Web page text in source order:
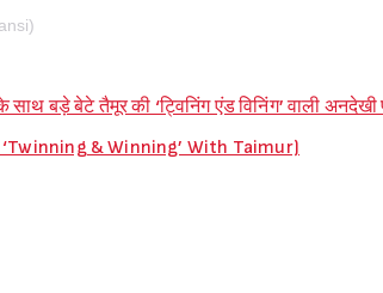
बड़े बेटे तैमूर की ‘ट्विनिंग एंड विनिंग’ वाली अनदेखी
‘Twinning & Winning’ With Taimur)